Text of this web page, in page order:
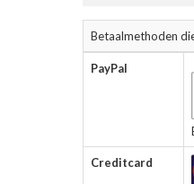
Betaalmethoden
PayPal
Creditcard